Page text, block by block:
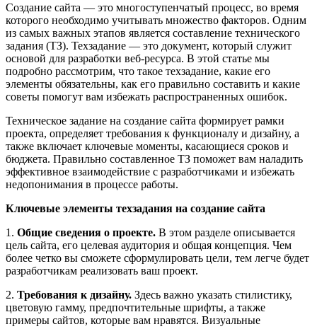
Создание сайта — это многоступенчатый процесс, во время
которого необходимо учитывать множество факторов. Одним
из самых важных этапов является составление технического
задания (ТЗ). Техзадание — это документ, который служит
основой для разработки веб-ресурса. В этой статье мы
подробно рассмотрим, что такое техзадание, какие его
элементы обязательны, как его правильно составить и какие
советы помогут вам избежать распространенных ошибок.
Техническое задание на создание сайта формирует рамки
проекта, определяет требования к функционалу и дизайну, а
также включает ключевые моменты, касающиеся сроков и
бюджета. Правильно составленное ТЗ поможет вам наладить
эффективное взаимодействие с разработчиками и избежать
недопонимания в процессе работы.
Ключевые элементы техзадания на создание сайта
1. Общие сведения о проекте. В этом разделе описывается
цель сайта, его целевая аудитория и общая концепция. Чем
более четко вы сможете сформулировать цели, тем легче будет
разработчикам реализовать ваш проект.
2. Требования к дизайну. Здесь важно указать стилистику,
цветовую гамму, предпочтительные шрифты, а также
примеры сайтов, которые вам нравятся. Визуальные